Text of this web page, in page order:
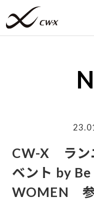
スポーツタイツ
スポーツブラ
CW-X ラン
ベント by
WOMEN 参